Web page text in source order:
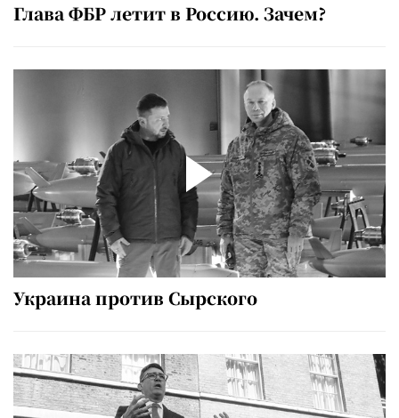
Глава ФБР летит в Россию. Зачем?
Украина против Сырского